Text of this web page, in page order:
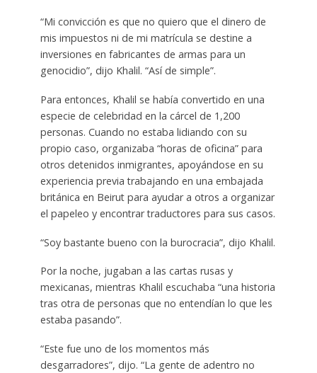
“Mi convicción es que no quiero que el dinero de
mis impuestos ni de mi matrícula se destine a
inversiones en fabricantes de armas para un
genocidio”, dijo Khalil. “Así de simple”.
Para entonces, Khalil se había convertido en una
especie de celebridad en la cárcel de 1,200
personas. Cuando no estaba lidiando con su
propio caso, organizaba “horas de oficina” para
otros detenidos inmigrantes, apoyándose en su
experiencia previa trabajando en una embajada
británica en Beirut para ayudar a otros a organizar
el papeleo y encontrar traductores para sus casos.
“Soy bastante bueno con la burocracia”, dijo Khalil.
Por la noche, jugaban a las cartas rusas y
mexicanas, mientras Khalil escuchaba “una historia
tras otra de personas que no entendían lo que les
estaba pasando”.
“Este fue uno de los momentos más
desgarradores”, dijo. “La gente de adentro no